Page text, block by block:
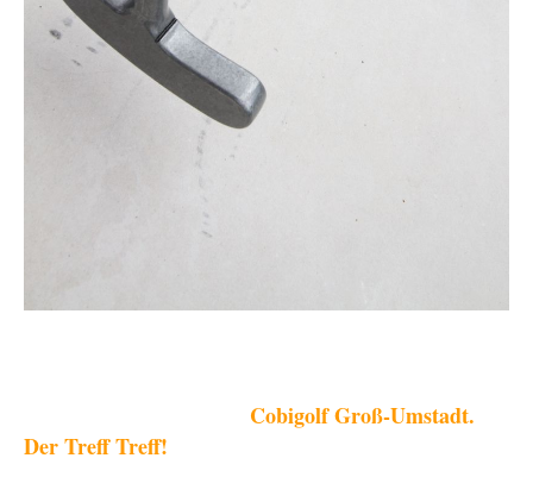
Cobigolf Groß-Umstadt.
Der Treff Treff!